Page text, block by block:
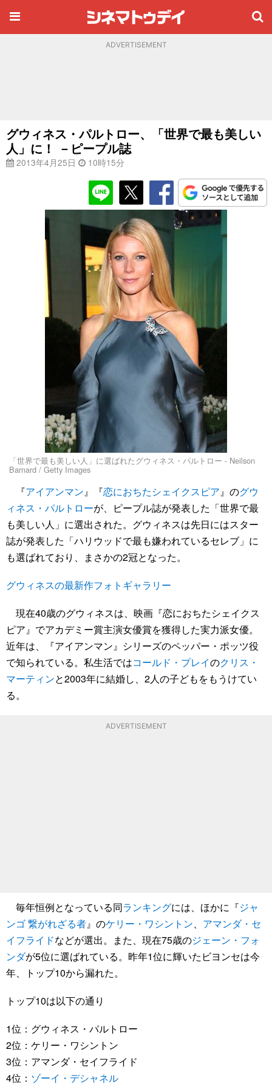
ADVERTISEMENT
グウィネス・パルトロー、「世界で最も美しい
人」に！ －ピープル誌
2013年4月25日 10時15分
「世界で最も美しい人」に選ばれたグウィネス・パルトロー - Neilson
Barnard / Getty Images
『アイアンマン』『恋におちたシェイクスピア』のグウ
ィネス・パルトローが、ピープル誌が発表した「世界で最
も美しい人」に選出された。グウィネスは先日にはスター
誌が発表した「ハリウッドで最も嫌われているセレブ」に
も選ばれており、まさかの2冠となった。
グウィネスの最新作フォトギャラリー
現在40歳のグウィネスは、映画『恋におちたシェイクス
ピア』でアカデミー賞主演女優賞を獲得した実力派女優。
近年は、『アイアンマン』シリーズのペッパー・ポッツ役
で知られている。私生活ではコールド・プレイのクリス・
マーティンと2003年に結婚し、2人の子どもをもうけてい
る。
ADVERTISEMENT
毎年恒例となっている同ランキングには、ほかに『ジャ
ンゴ 繋がれざる者』のケリー・ワシントン
アマンダ・セ
イフライドなどが選出。また、現在75歳のジェーン・フォ
ンダが5位に選ばれている。昨年1位に輝いたビヨンセは今
年、トップ10から漏れた。
トップ10は以下の通り
1位：グウィネス・パルトロー
2位：ケリー・ワシントン
3位：アマンダ・セイフライド
4位： ゾーイ・デシャネル